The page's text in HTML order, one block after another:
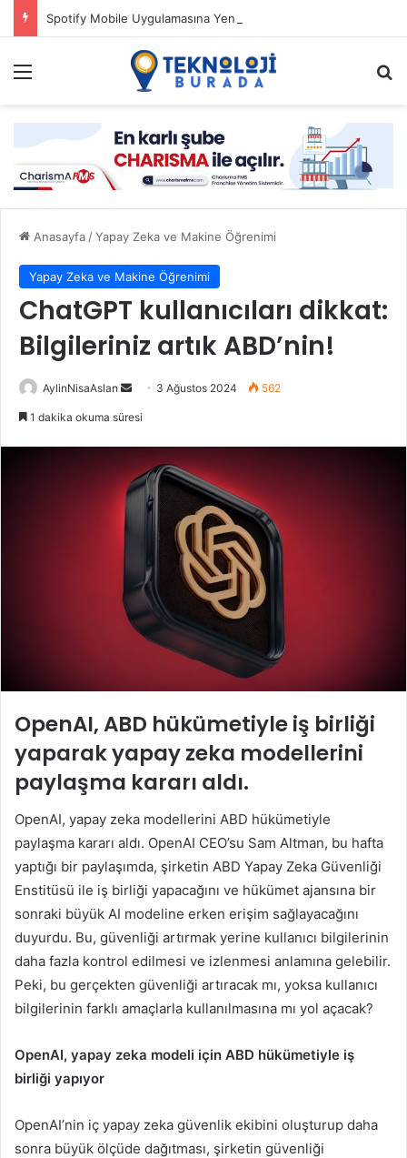
Spotify Mobile Uygulamasına Yeni Özellikler Ekliyor
Menü
Anasayfa/Yapay Zeka ve Makine Öğrenimi
Yapay Zeka ve Makine Öğrenimi
ChatGPT kullanıcıları dikkat:
Bilgileriniz artık ABD’nin!
AylinNisaAslan
Bir
3 Ağustos 2024 562
1 dakika okuma süresi
OpenAI, ABD hükümetiyle iş birliği
yaparak yapay zeka modellerini
paylaşma kararı aldı.
OpenAI, yapay zeka modellerini ABD hükümetiyle
paylaşma kararı aldı. OpenAI CEO’su Sam Altman, bu hafta
yaptığı bir paylaşımda, şirketin ABD Yapay Zeka Güvenliği
Enstitüsü ile iş birliği yapacağını ve hükümet ajansına bir
sonraki büyük AI modeline erken erişim sağlayacağını
duyurdu. Bu, güvenliği artırmak yerine kullanıcı bilgilerinin
daha fazla kontrol edilmesi ve izlenmesi anlamına gelebilir.
Peki, bu gerçekten güvenliği artıracak mı, yoksa kullanıcı
bilgilerinin farklı amaçlarla kullanılmasına mı yol açacak?
OpenAI, yapay zeka modeli için ABD hükümetiyle iş
birliği yapıyor
OpenAI’nin iç yapay zeka güvenlik ekibini oluşturup daha
sonra büyük ölçüde dağıtması, şirketin güvenliği